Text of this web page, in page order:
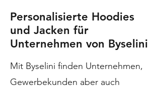
Personalisierte Hoodies
und Jacken für
Unternehmen von Byselini
Mit Byselini finden Unternehmen,
Gewerbekunden aber auch